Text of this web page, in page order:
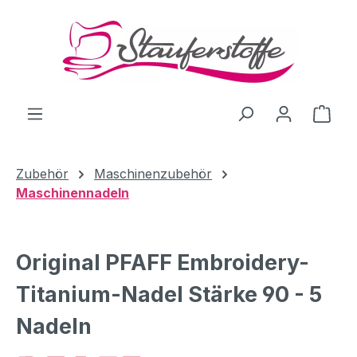
Zum Hauptinhalt springen
Zubehör
Maschinenzubehör
Maschinennadeln
Original PFAFF Embroidery-
Titanium-Nadel Stärke 90 - 5
Nadeln